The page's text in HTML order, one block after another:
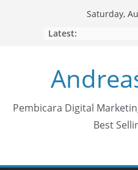
Saturday,
Latest:
Pembicara Digital
Best